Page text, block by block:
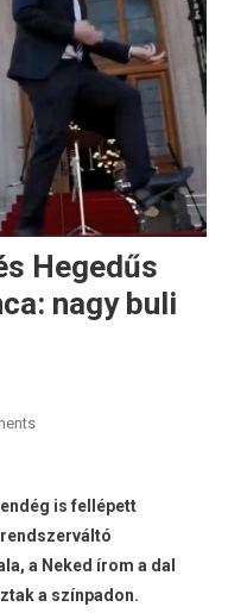
Hegedűs
nagy buli
is fellépett
a Neked írom a dal
a színpadon.